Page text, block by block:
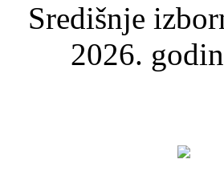
Središnje
2026.